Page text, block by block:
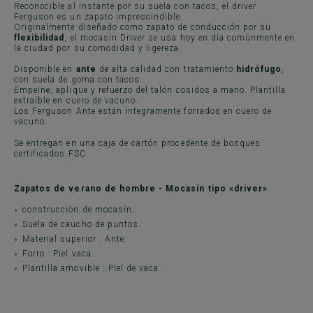
Reconocible al instante por su suela con tacos, el driver
Ferguson es un zapato imprescindible.
Originalmente diseñado como zapato de conducción por su
flexibilidad
, el mocasín Driver se usa hoy en día comúnmente en
la ciudad por su comodidad y ligereza.
Disponible en ante de alta calidad con tratamiento hidrófugo ,
con suela de goma con tacos.
Empeine, aplique y refuerzo del talón cosidos a mano. Plantilla
extraíble en cuero de vacuno.
Los Ferguson Ante están íntegramente forrados en cuero de
vacuno.
Se entregan en una caja de cartón procedente de bosques
certificados FSC.
Zapatos de verano de hombre - Mocasín tipo «driver»
construcción de mocasín.
Suela de caucho de puntos.
Material superior : Ante.
Forro : Piel vaca.
Plantilla amovible : Piel de vaca .